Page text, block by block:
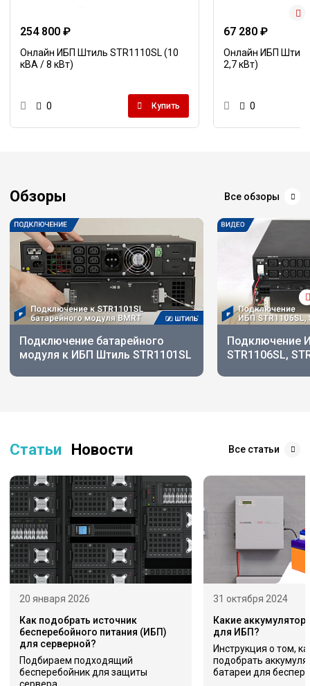
254 800 ₽
Онлайн ИБП Штиль STR1110SL (10
кВА / 8 кВт)
0 Купить
67 280 ₽
Онлайн ИБП
2,7 кВт)
0
Обзоры Все обзоры
Подключение батарейного
модуля к ИБП Штиль STR1101SL
Подключение
STR1106SL,
Статьи Новости Все статьи
20 января 2026
Как подобрать источник
бесперебойного питания (ИБП)
для серверной?
Подбираем подходящий
бесперебойник для защиты
31 октября 2024
Какие
для ИБП?
Инструкция о том,
подобрать
батареи для